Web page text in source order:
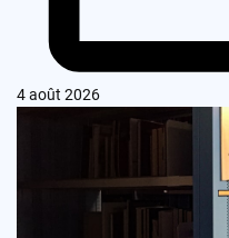
4 août 2026